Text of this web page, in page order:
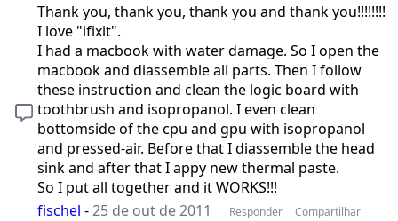
Thank you, thank you, thank you and thank you!!!!!!!!
I love "ifixit".
I had a macbook with water damage. So I open the
macbook and diassemble all parts. Then I follow
these instruction and clean the logic board with
toothbrush and isopropanol. I even clean
bottomside of the cpu and gpu with isopropanol
and pressed-air. Before that I diassemble the head
sink and after that I appy new thermal paste.
So I put all together and it WORKS!!!
fischel -25 de out de 2011 Responder Compartilhar